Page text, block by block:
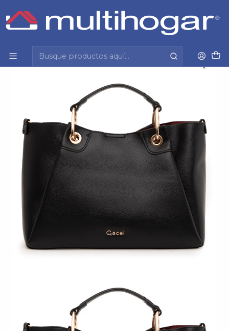
Inicio Accesorios
Cartera
Cartera (Mu) Dos Asas Mediana Gacel Car3485 Negro
S/T